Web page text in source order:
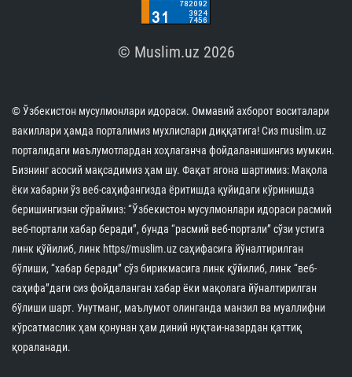
© Muslim.uz 2026
© Ўзбекистон мусулмонлари идораси. Оммавий ахборот воситалари
вакиллари ҳамда порталимиз мухлислари диққатига! Сиз muslim.uz
порталидаги маълумотлардан хоҳлаганча фойдаланишингиз мумкин.
Бизнинг асосий мақсадимиз ҳам шу. Фақат ягона шартимиз: Мақола
ёки хабарни ўз веб-саҳифангизда ёритишда қуйидаги кўринишда
беришингизни сўраймиз: “Ўзбекистон мусулмонлари идораси расмий
веб-портали хабар беради”, бунда “расмий веб-портали” сўзи устига
линк қўйилиб, линк https//muslim.uz саҳифасига йўналтирилган
бўлиши, “хабар беради” сўз бирикмасига линк қўйилиб, линк “веб-
саҳифа”даги сиз фойдаланган хабар ёки мақолага йўналтирилган
бўлиши шарт. Унутманг, маълумот олинганда манзил ва муаллифни
кўрсатмаслик ҳам қонунан ҳам диний нуқтаи-назардан қаттиқ
қораланади.